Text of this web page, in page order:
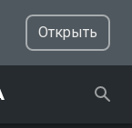
Открыть